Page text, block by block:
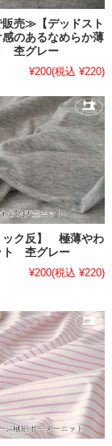
売≫【デッドスト
感のあるなめらか薄
杢グレー
¥200(税込 ¥220)
ック反】 極薄やわ
ト 杢グレー
¥200(税込 ¥220)